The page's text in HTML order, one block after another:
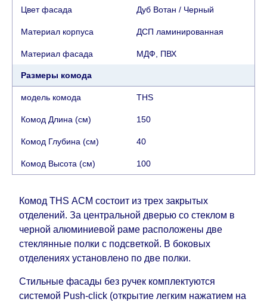
Цвет фасада Дуб Вотан / Черный
Материал корпуса ДСП ламинированная
Материал фасада МДФ, ПВХ
Размеры комода
модель комода THS
Комод Длина (см) 150
Комод Глубина (см) 40
Комод Высота (см) 100
Комод THS АСМ состоит из трех закрытых
отделений. За центральной дверью со стеклом в
черной алюминиевой раме расположены две
стеклянные полки с подсветкой. В боковых
отделениях установлено по две полки.
Стильные фасады без ручек комплектуются
системой Push-click (открытие легким нажатием на